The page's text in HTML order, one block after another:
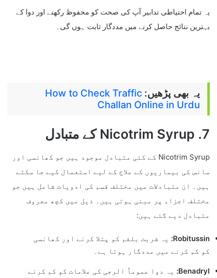
یہ تمام احتیاطی تدابیر آپ کی صحت کو محفوظ رکھنے اور دوا کے
بہترین نتائج حاصل کرنے میں مددگار ثابت ہوں گی۔
یہ بھی پڑھیں: How to Check Traffic
Challan Online in Urdu
7. Nicotrim Syrup کے متبادل
Nicotrim Syrup کے کئی متبادل موجود ہیں جو کھانسی اور
سانس کی بیماریوں کے علاج کے لیے استعمال کیے جا سکتے
ہیں۔ ان متبادلات میں مختلف قسم کی ادویات شامل ہیں جو
مختلف اجزاء پر مبنی ہوتی ہیں۔ ذیل میں کچھ معروف
متبادل دیے گئے ہیں:
Robitussin:
یہ شربت بلغم کو پتلا کرنے اور کھانسی
کو کم کرنے میں مددگار ہوتا ہے۔
Benadryl:
یہ دوا عموماً الرجی کی علامات کو کم کرنے